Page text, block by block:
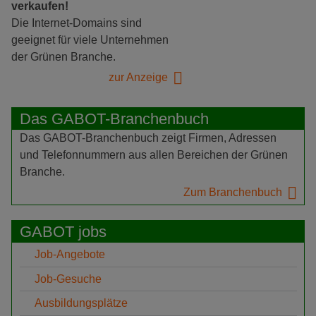
verkaufen!
Die Internet-Domains sind
geeignet für viele Unternehmen
der Grünen Branche.
zur Anzeige
Das GABOT-Branchenbuch
Das GABOT-Branchenbuch zeigt Firmen, Adressen
und Telefonnummern aus allen Bereichen der Grünen
Branche.
Zum Branchenbuch
GABOT jobs
Job-Angebote
Job-Gesuche
Ausbildungsplätze